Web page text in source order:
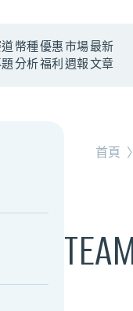
幣種
分析
優惠
福利
市場
週報
最新
文章
首頁 〉